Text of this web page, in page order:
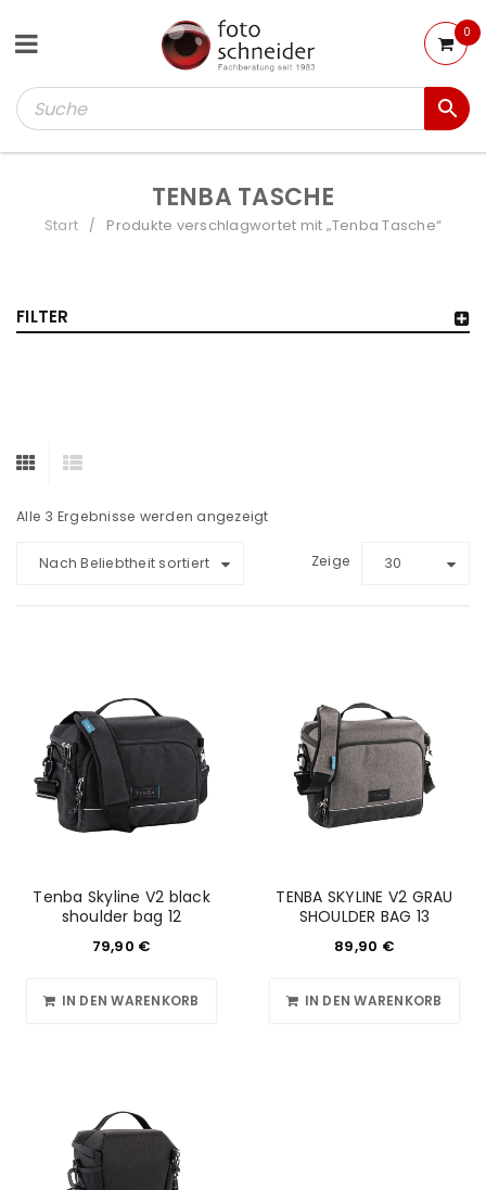
0
TENBA TASCHE
Start / Produkte verschlagwortet mit „Tenba Tasche“
FILTER
Alle 3 Ergebnisse werden angezeigt
Nach Beliebtheit sortiert Zeige 30
Tenba Skyline V2 black
shoulder bag 12
79,90 €
IN DEN WARENKORB
TENBA SKYLINE V2 GRAU
SHOULDER BAG 13
89,90 €
IN DEN WARENKORB